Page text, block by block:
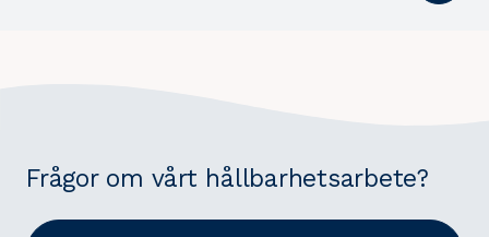
Frågor om vårt hållbarhetsarbete?